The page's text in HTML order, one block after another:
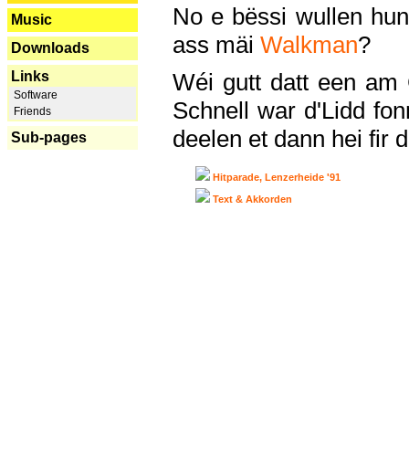
Music
Downloads
Links
Software
Friends
Sub-pages
No e bëssi wullen
ass mäi Walkman?
Wéi gutt datt een am
Schnell war d'Lidd
deelen et dann hei fir
Hitparade, Lenzerheide '91
Text & Akkorden